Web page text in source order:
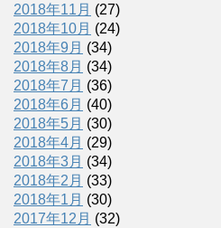
2018年11月 (27)
2018年10月 (24)
2018年9月 (34)
2018年8月 (34)
2018年7月 (36)
2018年6月 (40)
2018年5月 (30)
2018年4月 (29)
2018年3月 (34)
2018年2月 (33)
2018年1月 (30)
2017年12月 (32)